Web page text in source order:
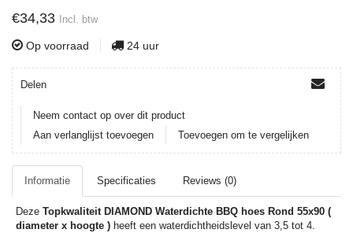
€34,33 Incl. btw
Op voorraad 24 uur
Delen
Neem contact op over dit product
Aan verlanglijst toevoegen
Toevoegen om te vergelijken
Informatie Specificaties Reviews (0)
Deze Topkwaliteit DIAMOND Waterdichte BBQ hoes Rond 55x90 (
diameter x hoogte ) heeft een waterdichtheidslevel van 3,5 tot 4.